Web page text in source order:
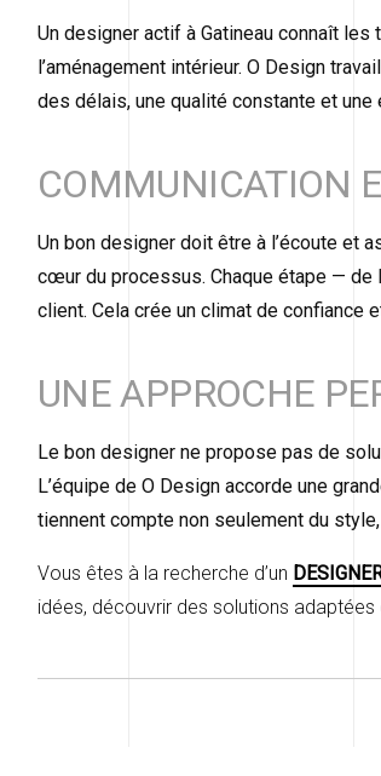
Un designer actif à Gatineau connaît
l’aménagement intérieur. O Design
des délais, une qualité constante et
COMMUNICATION
Un bon designer doit être à l’écoute et
cœur du processus. Chaque étape — de
client. Cela crée un climat de confiance
UNE APPROCHE
Le bon designer ne propose pas de
L’équipe de O Design accorde une
tiennent compte non seulement du
Vous êtes à la recherche d’un
idées, découvrir des solutions